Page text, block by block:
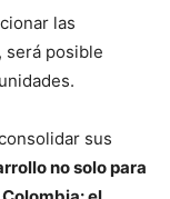
las
será posible
sus
no solo para